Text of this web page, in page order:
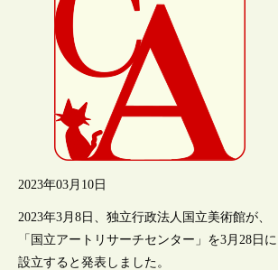
2023年03月10日
2023年3月8日、独立行政法人国立美術館が、
「国立アートリサーチセンター」を3月28日に
設立すると発表しました。